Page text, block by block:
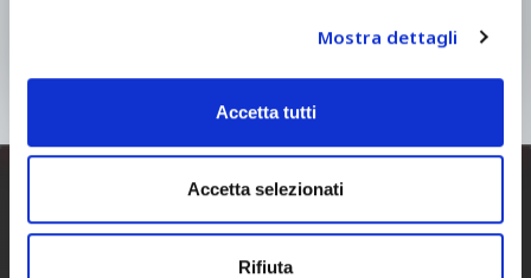
Mostra dettagli
Accetta tutti
Accetta selezionati
Rifiuta
STAM ITALIA(Headquarters)
Tel.+39 0422 440100